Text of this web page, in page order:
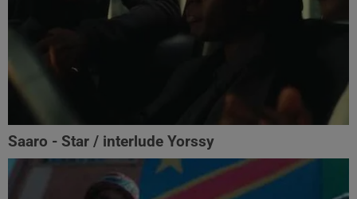
Saaro - Star / interlude Yorssy